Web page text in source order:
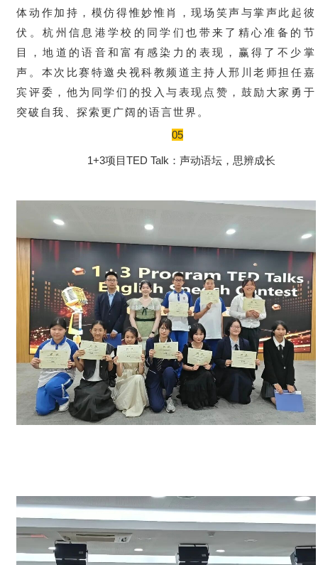
体动作加持，模仿得惟妙惟肖，现场笑声与掌声此起彼
伏。杭州信息港学校的同学们也带来了精心准备的节
目，地道的语音和富有感染力的表现，赢得了不少掌
声。本次比赛特邀央视科教频道主持人邢川老师担任嘉
宾评委，他为同学们的投入与表现点赞，鼓励大家勇于
突破自我、探索更广阔的语言世界。
05
1+3项目TED Talk：声动语坛，思辨成长